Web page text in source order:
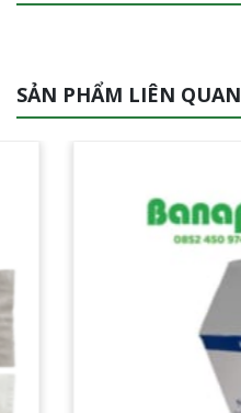
SẢN PHẨM LIÊN QUAN